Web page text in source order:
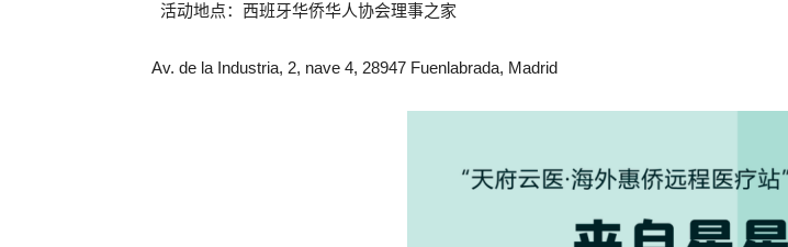
活动地点：西班牙华侨华人协会理事之家
Av. de la Industria, 2, nave 4, 28947 Fuenlabrada, Madrid